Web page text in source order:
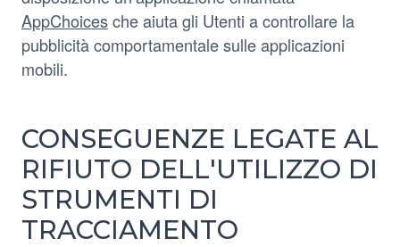
AppChoicesche aiuta gli Utenti a controllare la
pubblicità comportamentale sulle applicazioni
mobili.
CONSEGUENZE LEGATE AL
RIFIUTO DELL'UTILIZZO DI
STRUMENTI DI
TRACCIAMENTO